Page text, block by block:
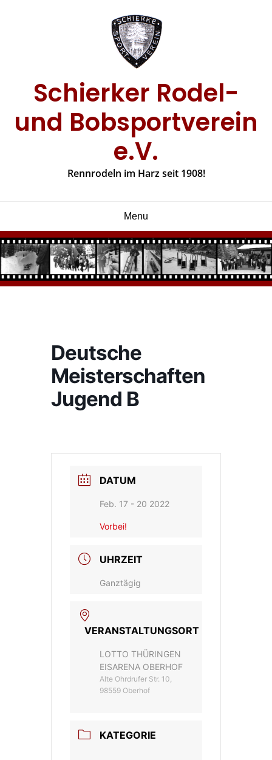
Schierker Rodel-
und Bobsportverein
e.V.
Rennrodeln im Harz seit 1908!
Menu
Deutsche
Meisterschaften
Jugend B
DATUM
Feb. 17 - 20 2022
Vorbei!
UHRZEIT
Ganztägig
VERANSTALTUNGSORT
LOTTO THÜRINGEN
EISARENA OBERHOF
Alte Ohrdrufer Str. 10,
98559 Oberhof
KATEGORIE